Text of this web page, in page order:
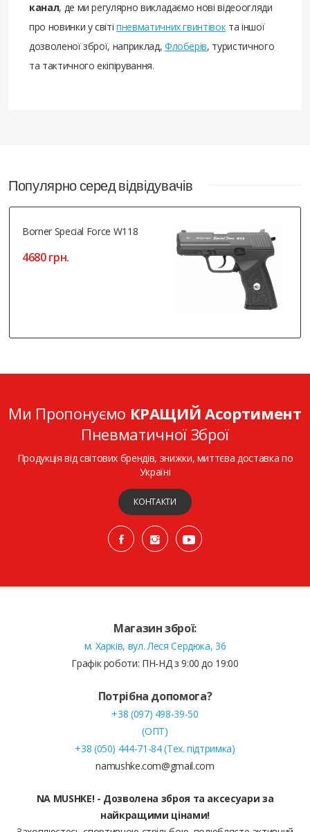
канал, де ми регулярно викладаємо нові відеоогляди
про новинки у світіпневматичних гвинтівокта іншої
дозволеної зброї, наприклад, Флоберів, туристичного
та тактичного екіпірування.
Популярно серед відвідувачів
Borner Special Force W118
4680 грн.
Ми Пропонуємо КРАЩИЙ Асортимент
Пневматичної Зброї
Продукція від світових брендів, знижки, миттєва доставка по
Україні
КОНТАКТИ
Магазин зброї:
м. Харків, вул. Леся Сердюка, 36
Графік роботи: ПН-НД з 9:00 до 19:00
Потрібна допомога?
+38 (097) 498-39-50
(ОПТ)
+38 (050) 444-71-84 (Тех. підтримка)
namushke.com@gmail.com
NA MUSHKE! - Дозволена зброя та аксесуари за
найкращими цінами!